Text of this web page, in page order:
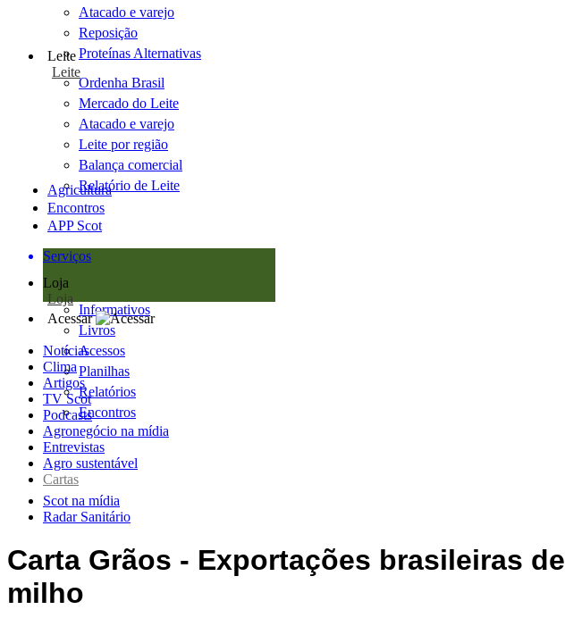
Atacado e varejo
Reposição
Proteínas Alternativas
Leite
Leite
Ordenha Brasil
Mercado do Leite
Atacado e varejo
Leite por região
Balança comercial
Relatório de Leite
Agricultura
Encontros
APP Scot
Serviços
Loja
Loja
Informativos
Livros
Acessos
Planilhas
Relatórios
Encontros
Acessar
Notícias
Clima
Artigos
TV Scot
Podcasts
Agronegócio na mídia
Entrevistas
Agro sustentável
Cartas
Scot na mídia
Radar Sanitário
Carta Grãos - Exportações brasileiras de
milho